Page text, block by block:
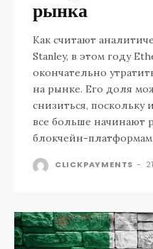
рынка
Как считают
Stanley, в этом году
окончательно
на рынке. Его доля
снизиться,
все больше начинают
блокчейн-
CLICKPAYMENTS -